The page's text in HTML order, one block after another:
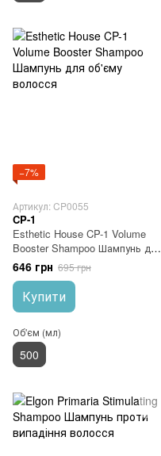
−7%
Артикул: CP0055
CP-1
Esthetic House CP-1 Volume
Booster Shampoo Шампунь для
об'єму волосся
646 грн 695 грн
Купити
Об'єм (мл)
500